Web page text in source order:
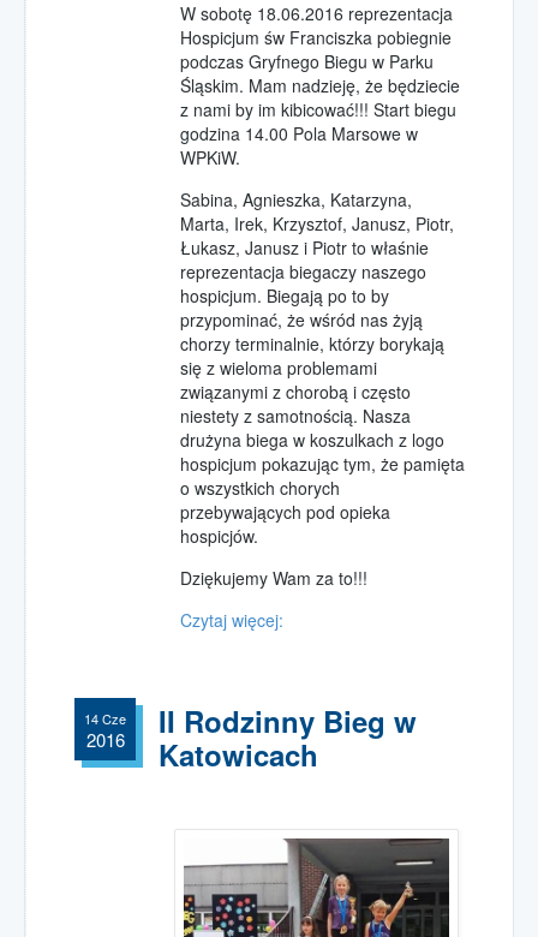
W sobotę 18.06.2016 reprezentacja
Hospicjum św Franciszka pobiegnie
podczas Gryfnego Biegu w Parku
Śląskim. Mam nadzieję, że będziecie
z nami by im kibicować!!! Start biegu
godzina 14.00 Pola Marsowe w
WPKiW.
Sabina, Agnieszka, Katarzyna,
Marta, Irek, Krzysztof, Janusz, Piotr,
Łukasz, Janusz i Piotr to właśnie
reprezentacja biegaczy naszego
hospicjum. Biegają po to by
przypominać, że wśród nas żyją
chorzy terminalnie, którzy borykają
się z wieloma problemami
związanymi z chorobą i często
niestety z samotnością. Nasza
drużyna biega w koszulkach z logo
hospicjum pokazując tym, że pamięta
o wszystkich chorych
przebywających pod opieka
hospicjów.
Dziękujemy Wam za to!!!
Czytaj więcej:
II Rodzinny Bieg w
Katowicach
14 Cze
2016